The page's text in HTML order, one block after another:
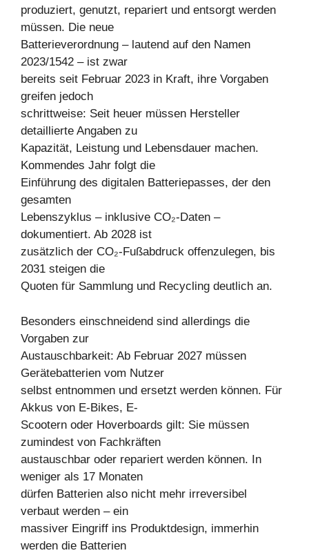
produziert, genutzt, repariert und entsorgt werden
müssen. Die neue
Batterieverordnung – lautend auf den Namen
2023/1542 – ist zwar
bereits seit Februar 2023 in Kraft, ihre Vorgaben
greifen jedoch
schrittweise: Seit heuer müssen Hersteller
detaillierte Angaben zu
Kapazität, Leistung und Lebensdauer machen.
Kommendes Jahr folgt die
Einführung des digitalen Batteriepasses, der den
gesamten
Lebenszyklus – inklusive CO₂-Daten –
dokumentiert. Ab 2028 ist
zusätzlich der CO₂-Fußabdruck offenzulegen, bis
2031 steigen die
Quoten für Sammlung und Recycling deutlich an.
Besonders einschneidend sind allerdings die
Vorgaben zur
Austauschbarkeit: Ab Februar 2027 müssen
Gerätebatterien vom Nutzer
selbst entnommen und ersetzt werden können. Für
Akkus von E-Bikes, E-
Scootern oder Hoverboards gilt: Sie müssen
zumindest von Fachkräften
austauschbar oder repariert werden können. In
weniger als 17 Monaten
dürfen Batterien also nicht mehr irreversibel
verbaut werden – ein
massiver Eingriff ins Produktdesign, immerhin
werden die Batterien